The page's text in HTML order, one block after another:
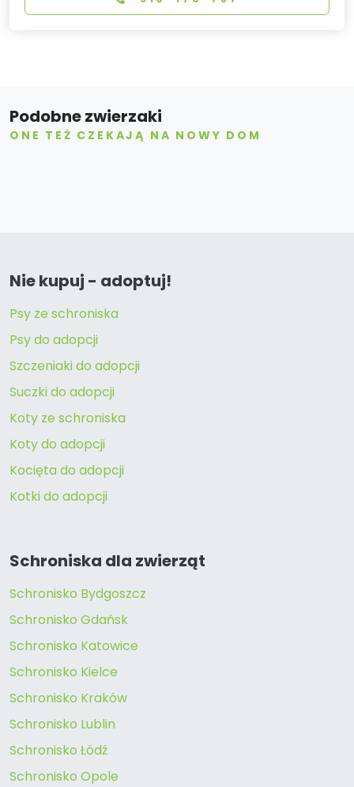
Podobne zwierzaki
ONE TEŻ CZEKAJĄ NA NOWY DOM
Nie kupuj - adoptuj!
Psy ze schroniska
Psy do adopcji
Szczeniaki do adopcji
Suczki do adopcji
Koty ze schroniska
Koty do adopcji
Kocięta do adopcji
Kotki do adopcji
Schroniska dla zwierząt
Schronisko Bydgoszcz
Schronisko Gdańsk
Schronisko Katowice
Schronisko Kielce
Schronisko Kraków
Schronisko Lublin
Schronisko Łódź
Schronisko Opole